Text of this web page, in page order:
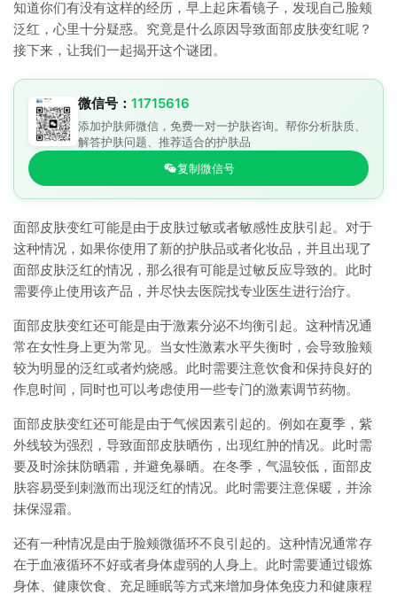
知道你们有没有这样的经历，早上起床看镜子，发现自己脸颊
泛红，心里十分疑惑。究竟是什么原因导致面部皮肤变红呢？
接下来，让我们一起揭开这个谜团。
微信号： 11715616
添加护肤师微信，免费一对一护肤咨询。帮你分析肤质、
解答护肤问题、推荐适合的护肤品
复制微信号
面部皮肤变红可能是由于皮肤过敏或者敏感性皮肤引起。对于
这种情况，如果你使用了新的护肤品或者化妆品，并且出现了
面部皮肤泛红的情况，那么很有可能是过敏反应导致的。此时
需要停止使用该产品，并尽快去医院找专业医生进行治疗。
面部皮肤变红还可能是由于激素分泌不均衡引起。这种情况通
常在女性身上更为常见。当女性激素水平失衡时，会导致脸颊
较为明显的泛红或者灼烧感。此时需要注意饮食和保持良好的
作息时间，同时也可以考虑使用一些专门的激素调节药物。
面部皮肤变红还可能是由于气候因素引起的。例如在夏季，紫
外线较为强烈，导致面部皮肤晒伤，出现红肿的情况。此时需
要及时涂抹防晒霜，并避免暴晒。在冬季，气温较低，面部皮
肤容易受到刺激而出现泛红的情况。此时需要注意保暖，并涂
抹保湿霜。
还有一种情况是由于脸颊微循环不良引起的。这种情况通常存
在于血液循环不好或者身体虚弱的人身上。此时需要通过锻炼
身体、健康饮食、充足睡眠等方式来增加身体免疫力和健康程